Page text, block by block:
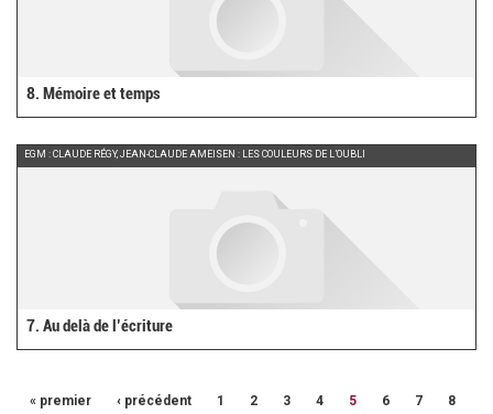
8. Mémoire et temps
EGM : CLAUDE RÉGY, JEAN-CLAUDE AMEISEN : LES COULEURS DE L’OUBLI
7. Au delà de l’écriture
« premier ‹ précédent 1 2 3 4 5 6 7 8